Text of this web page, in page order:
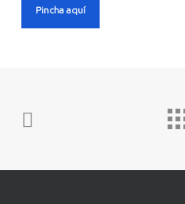
Pincha aquí